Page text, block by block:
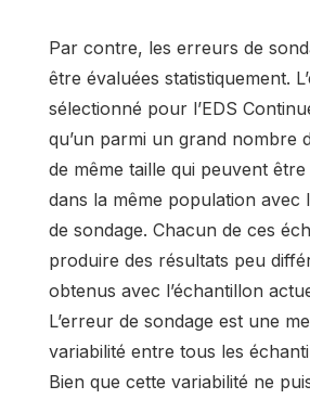
Par contre, les erreurs de
être évaluées statistiquement.
sélectionné pour l’EDS
qu’un parmi un grand nombre
de même taille qui peuvent
dans la même population avec
de sondage. Chacun de ces
produire des résultats peu
obtenus avec l’échantillon
L’erreur de sondage est une
variabilité entre tous les
Bien que cette variabilité ne